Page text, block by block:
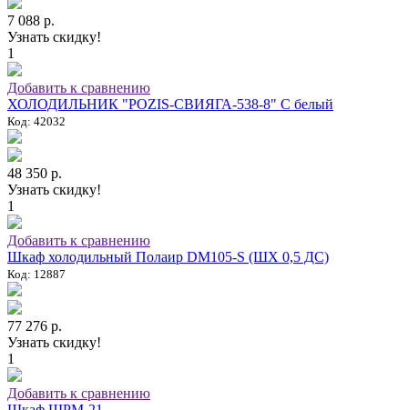
7 088 р.
Узнать скидку!
1
Добавить к сравнению
ХОЛОДИЛЬНИК "POZIS-СВИЯГА-538-8" C белый
Код: 42032
48 350 р.
Узнать скидку!
1
Добавить к сравнению
Шкаф холодильный Полаир DM105-S (ШХ 0,5 ДС)
Код: 12887
77 276 р.
Узнать скидку!
1
Добавить к сравнению